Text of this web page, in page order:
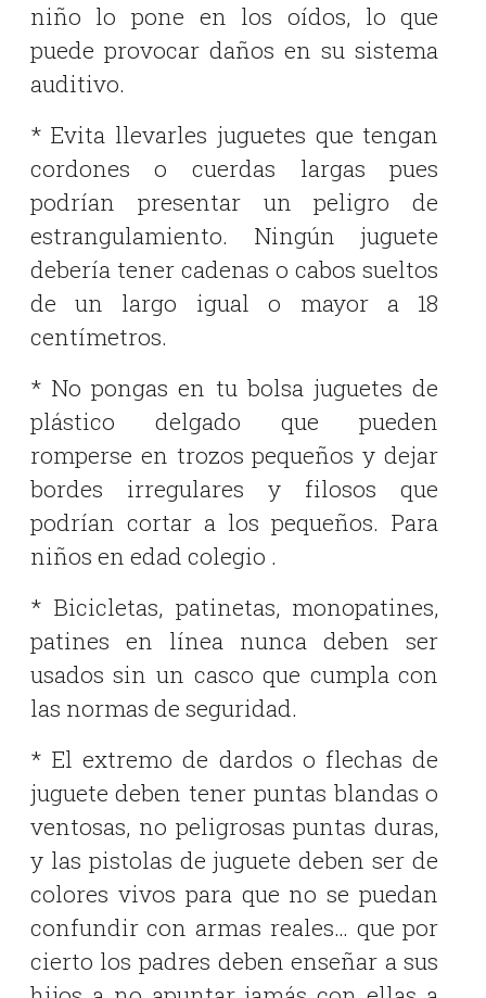
niño lo pone en los oídos, lo que
puede provocar daños en su sistema
auditivo.
* Evita llevarles juguetes que tengan
cordones o cuerdas largas pues
podrían presentar un peligro de
estrangulamiento. Ningún juguete
debería tener cadenas o cabos sueltos
de un largo igual o mayor a 18
centímetros.
* No pongas en tu bolsa juguetes de
plástico delgado que pueden
romperse en trozos pequeños y dejar
bordes irregulares y filosos que
podrían cortar a los pequeños. Para
niños en edad colegio .
* Bicicletas, patinetas, monopatines,
patines en línea nunca deben ser
usados sin un casco que cumpla con
las normas de seguridad.
* El extremo de dardos o flechas de
juguete deben tener puntas blandas o
ventosas, no peligrosas puntas duras,
y las pistolas de juguete deben ser de
colores vivos para que no se puedan
confundir con armas reales… que por
cierto los padres deben enseñar a sus